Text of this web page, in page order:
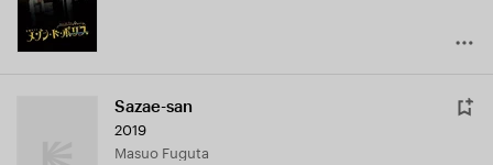
Sazae-san
2019
Masuo Fuguta